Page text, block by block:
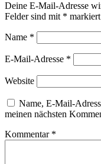
Deine E-Mail-Adresse
Felder sind mit * markiert
Name *
E-Mail-Adresse *
Website
Name, E-Mail-
meinen nächsten
Kommentar *